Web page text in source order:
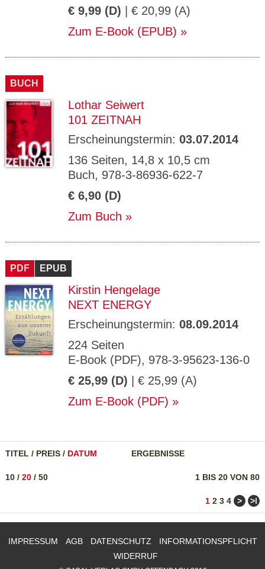
€ 9,99 (D) | € 20,99 (A)
Zum E-Book (EPUB)
BUCH
Lothar Seiwert
101 ZEITNAH
Erscheinungstermin: 03.07.2014
136 Seiten, 14,8 x 10,5 cm
Buch, 978-3-86936-622-7
€ 6,90 (D)
Zum Buch
PDF EPUB
Kirstin Hengelage
NEXT ENERGY
Erscheinungstermin: 08.09.2014
224 Seiten
E-Book (PDF), 978-3-95623-136-0
€ 25,99 (D) | € 25,99 (A)
Zum E-Book (PDF)
TITEL / PREIS / DATUM ERGEBNISSE
1 BIS 20 VON 80
10 / 20 / 50
1 2 3 4 > >ǀ
IMPRESSUM AGB DATENSCHUTZ
INFORMATIONSPFLICHT
WIDERRUF